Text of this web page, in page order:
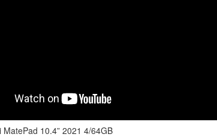
10.4” 2021 4/64GB